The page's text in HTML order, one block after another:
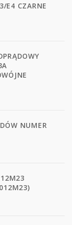
E4 CZARNE
NUMER